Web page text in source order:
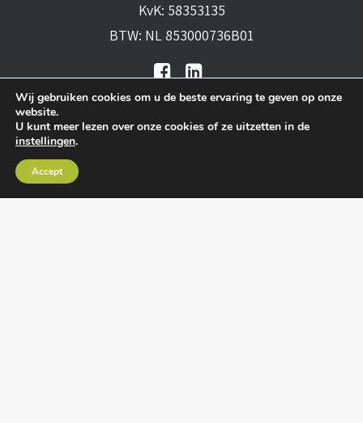
KvK: 58353135
BTW: NL 853000736B01
leveringsvoorwaarden
Wij gebruiken cookies om u de beste ervaring te geven op onze
website.
U kunt meer lezen over onze cookies of ze uitzetten in de
instellingen.
Accept